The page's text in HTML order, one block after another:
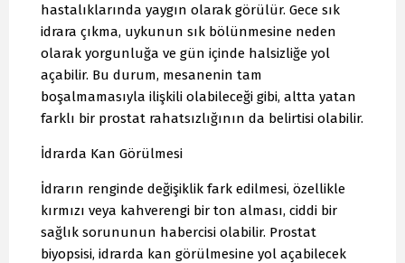
hastalıklarında yaygın olarak görülür. Gece sık
idrara çıkma, uykunun sık bölünmesine neden
olarak yorgunluğa ve gün içinde halsizliğe yol
açabilir. Bu durum, mesanenin tam
boşalmamasıyla ilişkili olabileceği gibi, altta yatan
farklı bir prostat rahatsızlığının da belirtisi olabilir.
İdrarda Kan Görülmesi
İdrarın renginde değişiklik fark edilmesi, özellikle
kırmızı veya kahverengi bir ton alması, ciddi bir
sağlık sorununun habercisi olabilir. Prostat
biyopsisi, idrarda kan görülmesine yol açabilecek